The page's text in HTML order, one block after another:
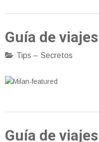
Guía de
Tips – Secretos
Guía de